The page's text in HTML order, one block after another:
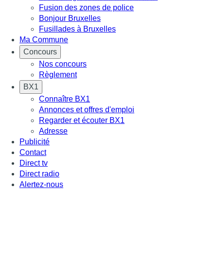
Fusion des zones de police
Bonjour Bruxelles
Fusillades à Bruxelles
Ma Commune
Concours
Nos concours
Règlement
BX1
Connaître BX1
Annonces et offres d'emploi
Regarder et écouter BX1
Adresse
Publicité
Contact
Direct tv
Direct radio
Alertez-nous